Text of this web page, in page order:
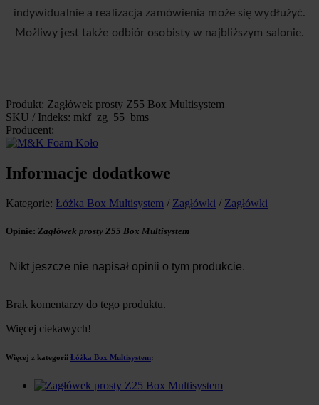
indywidualnie a realizacja zamówienia może się wydłużyć.
Możliwy jest także odbiór osobisty w najbliższym salonie.
Produkt: Zagłówek prosty Z55 Box Multisystem
SKU / Indeks: mkf_zg_55_bms
Producent:
Informacje dodatkowe
Kategorie: Łóżka Box Multisystem / Zagłówki / Zagłówki
Opinie: Zagłówek prosty Z55 Box Multisystem
Nikt jeszcze nie napisał opinii o tym produkcie.
Brak komentarzy do tego produktu.
Więcej ciekawych!
Więcej z kategorii Łóżka Box Multisystem: